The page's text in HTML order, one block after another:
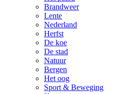
Brandweer
Lente
Nederland
Herfst
De koe
De stad
Natuur
Bergen
Het oog
Sport & Beweging